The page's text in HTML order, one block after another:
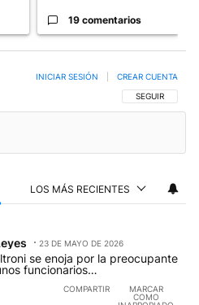
19 comentarios
SIGA ESTA
SEGUIR
INICIAR SESIÓN CREAR CUENTA
LOS MÁS RECIENTES
23 DE MAYO DE 2026
se enoja por la preocupante
funcionarios…
COMPARTIR
MARCAR
COMO